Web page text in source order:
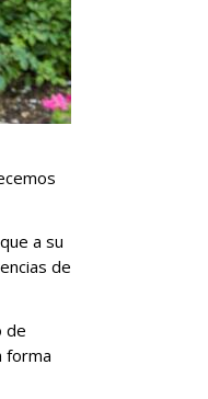
a su
de
de
forma